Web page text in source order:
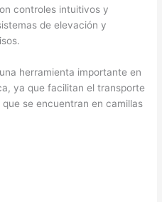
controles intuitivos y
de elevación y
herramienta importante en
ya que facilitan el transporte
se encuentran en camillas